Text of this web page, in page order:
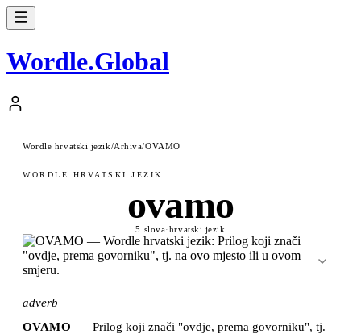
Wordle.Global
Wordle hrvatski jezik/Arhiva/OVAMO
WORDLE HRVATSKI JEZIK
ovamo
5 slova·hrvatski jezik
adverb
OVAMO — Prilog koji znači "ovdje, prema govorniku", tj.